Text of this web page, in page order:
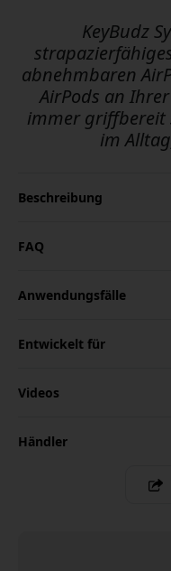
KeyBudz
abnehmbaren
AirPods an
immer griffbereit
im
Beschreibung
FAQ
Anwendungsfälle
Entwickelt für
Videos
Händler